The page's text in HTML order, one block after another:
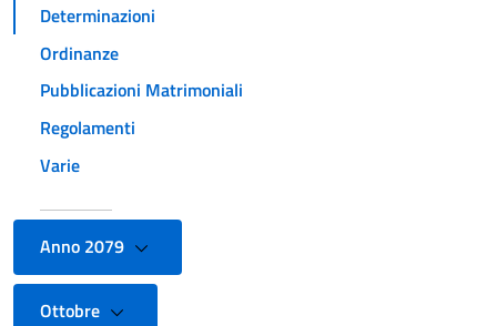
Determinazioni
Ordinanze
Pubblicazioni Matrimoniali
Regolamenti
Varie
Anno 2079
Ottobre